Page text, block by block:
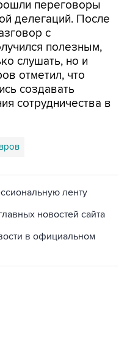
с
полезным,
слушать, но и
отметил, что
создавать
сотрудничества в
новостей сайта
в официальном